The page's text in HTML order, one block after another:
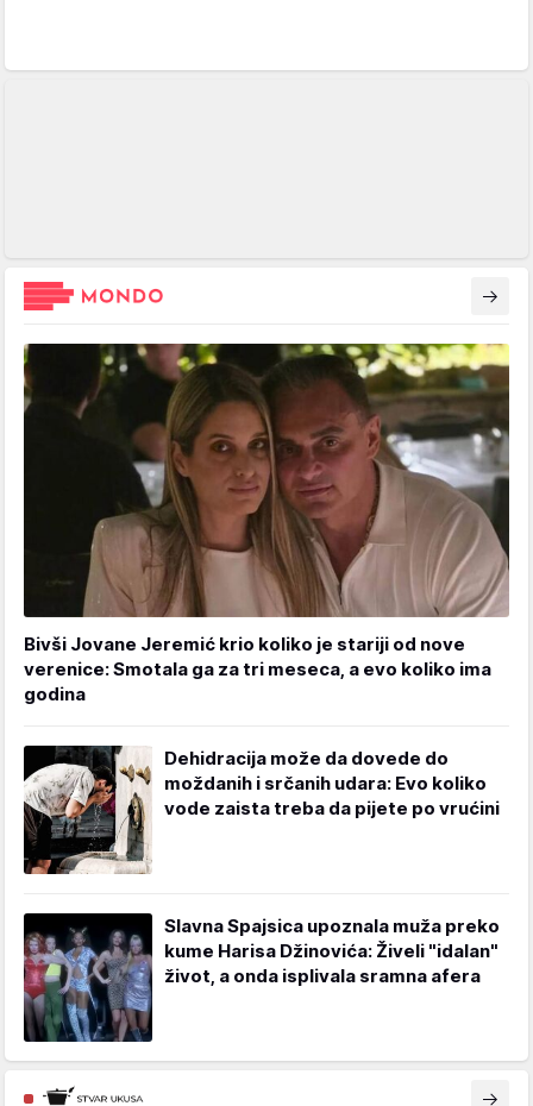
Bivši Jovane Jeremić krio koliko je stariji od nove
verenice: Smotala ga za tri meseca, a evo koliko ima
godina
Dehidracija može da dovede do
moždanih i srčanih udara: Evo koliko
vode zaista treba da pijete po vrućini
Slavna Spajsica upoznala muža preko
kume Harisa Džinovića: Živeli "idalan"
život, a onda isplivala sramna afera